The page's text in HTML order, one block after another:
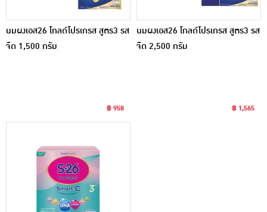
นมผงเอส26 โกลด์โปรเกรส สูตร3 รส
จืด 1,500 กรัม
฿ 958
นมผงเอส26 โกลด์โปรเกรส สูตร3 รส
จืด 2,500 กรัม
฿ 1,565